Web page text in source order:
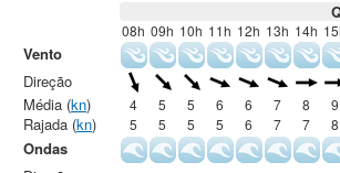
08h 09h 10h 11h 12h 13h 14h
4 5 5 6 6 7 8 9
5
5 5 5 6 7 7 8
Vento
Direção
Média (kn)
Rajada (kn)
Ondas